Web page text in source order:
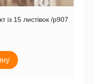
15 листівок /р907